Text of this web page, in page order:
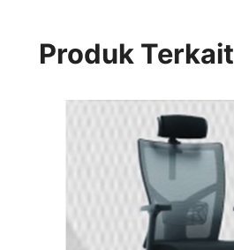
Produk Terkait